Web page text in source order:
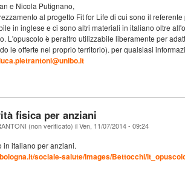
e Nicola Putignano,
al progetto Fit for Life di cui sono il referente
in inglese e ci sono altri materiali in italiano oltre
L'opuscolo è peraltro utilizzabile liberamente per
le offerte nel proprio territorio). per qualsiasi
fisica per anziani
(non verificato) ilVen, 11/07/2014 - 09:24
in italiano per anziani.
sociale-salute/images/Bettocchi/